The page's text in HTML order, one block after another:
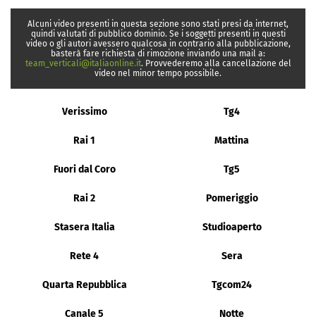
Alcuni video presenti in questa sezione sono stati presi da internet,
quindi valutati di pubblico dominio. Se i soggetti presenti in questi
video o gli autori avessero qualcosa in contrario alla pubblicazione,
basterà fare richiesta di rimozione inviando una mail a:
team_verticali@italiaonline.it. Provvederemo alla cancellazione del
video nel minor tempo possibile.
Verissimo Tg4
Rai 1 Mattina
Fuori dal Coro Tg5
Rai 2 Pomeriggio
Stasera Italia Studioaperto
Rete 4 Sera
Quarta Repubblica Tgcom24
Canale 5 Notte